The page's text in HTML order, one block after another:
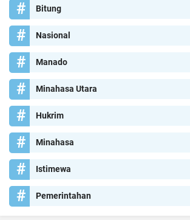
Bitung
Nasional
Manado
Minahasa Utara
Hukrim
Minahasa
Istimewa
Pemerintahan